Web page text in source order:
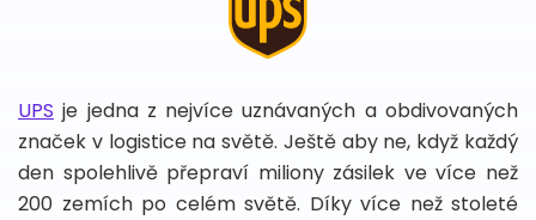
UPS je jedna z nejvíce uznávaných a obdivovaných
značek v logistice na světě. Ještě aby ne, když každý
den spolehlivě přepraví miliony zásilek ve více než
200 zemích po celém světě. Díky více než stoleté